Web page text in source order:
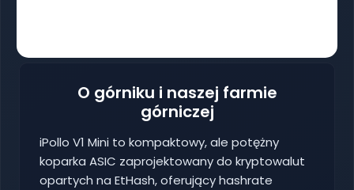
O górniku i naszej farmie
górniczej
iPollo V1 Mini to kompaktowy, ale potężny
koparka ASIC zaprojektowany do kryptowalut
opartych na EtHash, oferujący hashrate